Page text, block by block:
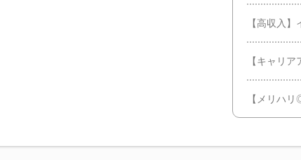
【高収入
【キャリ
【メリハ